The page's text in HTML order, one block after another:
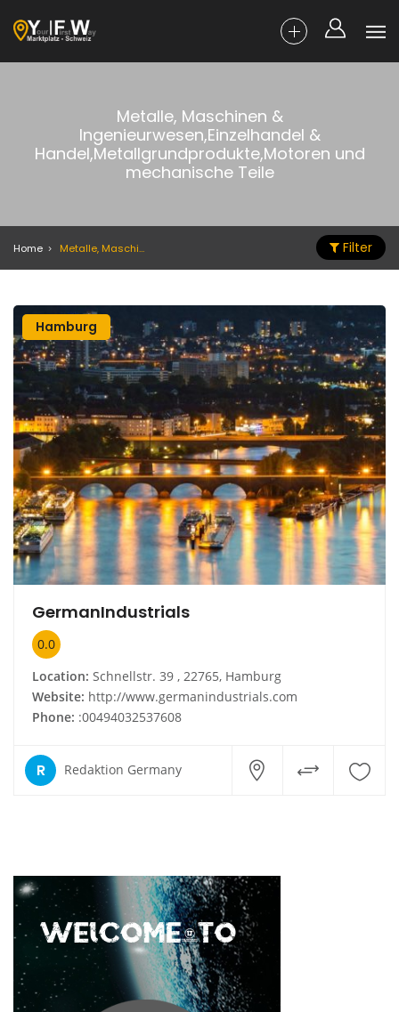
Metalle, Maschinen &
Ingenieurwesen,Einzelhandel &
Handel,Metallgrundprodukte,Motoren und
mechanische Teile
Home Metalle, Maschinen & Ingenieurwesen,Einzelhandel & Handel,Metallgrundprodukte,Motoren und mechanische Teile Filter
Hamburg
GermanIndustrials
0.0
Location: Schnellstr. 39 , 22765, Hamburg
Website: http://www.germanindustrials.com
Phone: :00494032537608
R Redaktion Germany